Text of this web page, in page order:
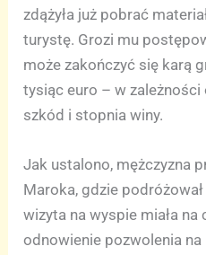
zdążyła już pobrać
turystę. Grozi mu
może zakończyć się karą
tysiąc euro – w
szkód i stopnia winy.
Jak ustalono, mężczyzna
Maroka, gdzie
wizyta na wyspie miała
odnowienie pozwolenia